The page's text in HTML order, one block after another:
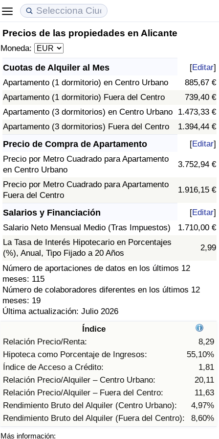
Precios de las propiedades en Alicante
Moneda:
Cuotas de Alquiler al Mes [Editar]
Apartamento (1 dormitorio) en Centro Urbano
885,67 €
Apartamento (1 dormitorio) Fuera del Centro
739,40 €
Apartamento (3 dormitorios) en Centro Urbano
1.473,33 €
Apartamento (3 dormitorios) Fuera del Centro
1.394,44 €
Precio de Compra de Apartamento [Editar]
Precio por Metro Cuadrado para Apartamento
en Centro Urbano
3.752,94 €
Precio por Metro Cuadrado para Apartamento
Fuera del Centro
1.916,15 €
Salarios y Financiación [Editar]
Salario Neto Mensual Medio (Tras Impuestos)
1.710,00 €
La Tasa de Interés Hipotecario en Porcentajes
(%), Anual, Tipo Fijado a 20 Años
2,99
Número de aportaciones de datos en los últimos 12
meses: 115
Número de colaboradores diferentes en los últimos 12
meses: 19
Última actualización: Julio 2026
Índice
Relación Precio/Renta:
8,29
Hipoteca como Porcentaje de Ingresos:
55,10%
Índice de Acceso a Crédito:
1,81
Relación Precio/Alquiler – Centro Urbano:
20,11
Relación Precio/Alquiler – Fuera del Centro:
11,63
Rendimiento Bruto del Alquiler (Centro Urbano):
4,97%
Rendimiento Bruto del Alquiler (Fuera del Centro):
8,60%
Más información:
Coste de vida
Índice de Costo de Vida (Actual)
Índice de Costo de Vida
Índice de costo de vida por país
Precios de las propiedades
Índice de Precios de Inmuebles (Actual)
Índice de Precios de Inmuebles
Índice de Precios de Inmuebles por País
Calidad de Vida
Índice de Calidad de Vida
Índice de Calidad de Vida (Actual)
Índice de calidad de vida por país
Calificación del Índice de Criminalidad
(Actual)
Índice de Criminalidad
Índice de criminalidad por país
Sanidad
Índice de Sanidad (Actual)
Índice de Sanidad
Índice de Sanidad por País
Índice de contaminación
Índice de Contaminación por País